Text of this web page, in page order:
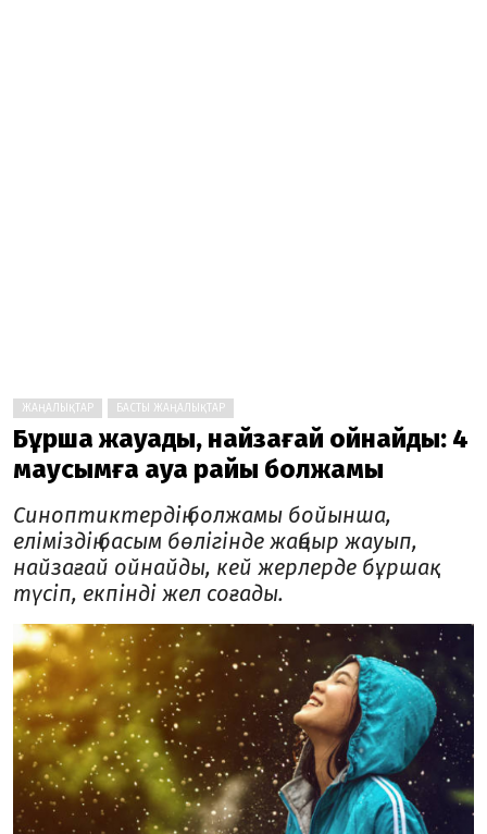
ЖАҢАЛЫҚТАР БАСТЫ ЖАҢАЛЫҚТАР
Бұршақ жауады, найзағай ойнайды: 4
маусымға ауа райы болжамы
Синоптиктердің болжамы бойынша,
еліміздің басым бөлігінде жаңбыр жауып,
найзағай ойнайды, кей жерлерде бұршақ
түсіп, екпінді жел соғады.